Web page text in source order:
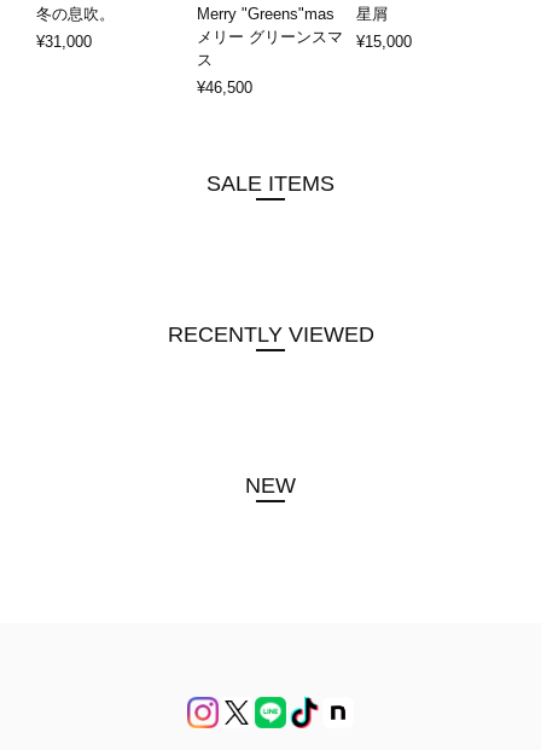
冬の息吹。
¥31,000
Merry "Greens"mas
メリー グリーンスマ
ス
¥46,500
星屑
¥15,000
SALE ITEMS
RECENTLY VIEWED
NEW